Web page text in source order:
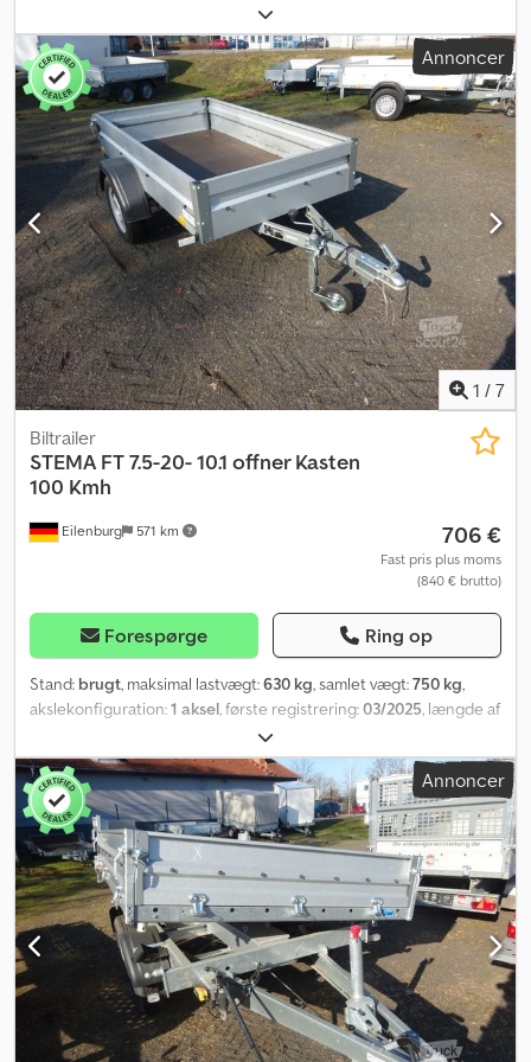
, læsningsbredde:
350 mm, samlet bredde:1.960 mm, total højde:1.000 mm, A58
GW26GA00050, højtlæsser fra STEMA, model SySTEMA SH .1,
totalvægt: 1.500 kg, åben lad, 3,01 m x 1,83 m, 100 km/t,
påløbsbremse, lavt chassis... meget mere. Der tages forbehold for
fejl og mellemsalg. Dcedeyqdrdopfx Ankok
Annoncer
1 / 7
Eilenburg 571 km
Biltrailer
STEMA FT 7.5-20- 10.1 offner Kasten
100 Kmh
706 €
Fast pris plus moms
(840 € brutto)
Forespørge Ring op
Stand: brugt, maksimal lastvægt:630 kg, samlet vægt:750 kg,
akslekonfiguration:1 aksel, første registrering:03/2025, længde af
, læsningsbredde:
330 mm, samlet bredde:1.495 mm, total højde:870 mm, A62
GW26RGA30254, type FT 7.5-20-10.1, åbent lad, WSE01AKC7,
totalvægt 750 kg, 100 km/t, støttehjul monteret ...og meget mere.
Køretøjet er ikke klargjort. Forbehold for fejl og mellemsalg.
Dedpsyqdrkefx Ankock
Annoncer